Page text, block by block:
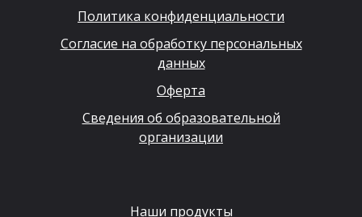
Политика конфиденциальности
Согласие на обработку персональных
данных
Оферта
Сведения об образовательной
организации
Наши продукты